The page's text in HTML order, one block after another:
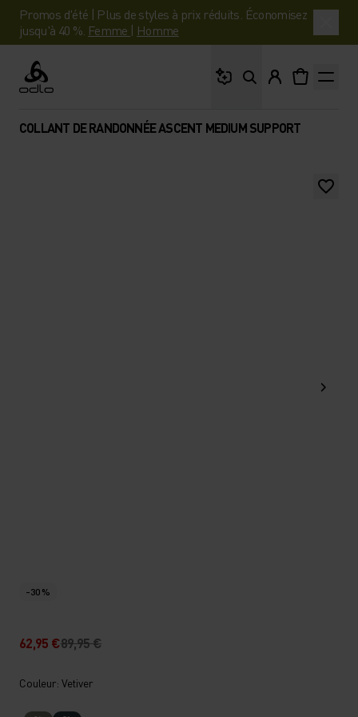
Promos d'été | Plus de styles à prix réduits. Économisez
jusqu'à 40 %. Femme | Homme
Odlo
COLLANT DE RANDONNÉE ASCENT MEDIUM SUPPORT
-30 %
62,95 €89,95 €
Couleur: Vetiver